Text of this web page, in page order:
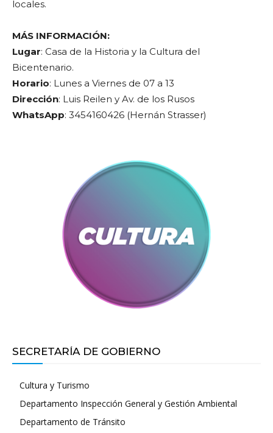
locales.
MÁS INFORMACIÓN:
Lugar: Casa de la Historia y la Cultura del
Bicentenario.
Horario: Lunes a Viernes de 07 a 13
Dirección: Luis Reilen y Av. de los Rusos
WhatsApp: 3454160426 (Hernán Strasser)
SECRETARÍA DE GOBIERNO
Cultura y Turismo
Departamento Inspección General y Gestión Ambiental
Departamento de Tránsito